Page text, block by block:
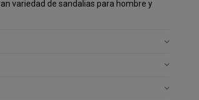
variedad de sandalias para hombre y